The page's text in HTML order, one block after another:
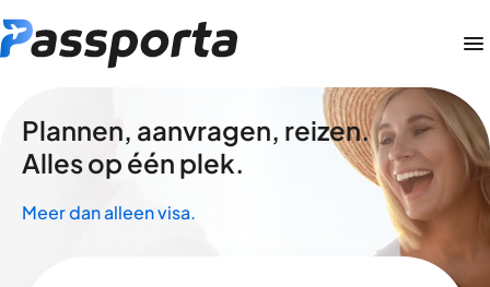
Plannen, aanvragen, reizen.
Alles op één plek.
Meer dan alleen visa.